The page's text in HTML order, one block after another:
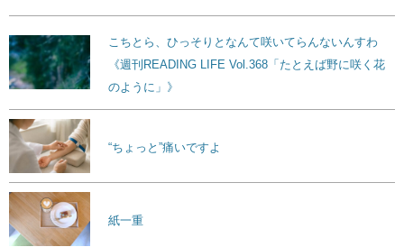
こちとら、ひっそりとなんて咲いてらんないんすわ
《週刊READING LIFE Vol.368「たとえば野に咲く花
のように」》
“ちょっと”痛いですよ
紙一重